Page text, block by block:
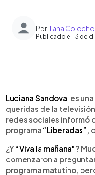
PorIliana Colocho
Publicado el 13 de
► Escuchar
Luciana Sandoval es
queridas de la
redes sociales informó
programa “Liberadas”,
¿Y “Viva la mañana"?
comenzaron a
programa matutino,